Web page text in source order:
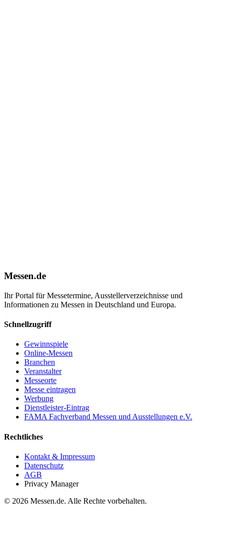
Messen.de
Ihr Portal für Messetermine, Ausstellerverzeichnisse und
Informationen zu Messen in Deutschland und Europa.
Schnellzugriff
Gewinnspiele
Online-Messen
Branchen
Veranstalter
Messeorte
Messe eintragen
Werbung
Dienstleister-Eintrag
FAMA Fachverband Messen und Ausstellungen e.V.
Rechtliches
Kontakt & Impressum
Datenschutz
AGB
Privacy Manager
© 2026 Messen.de. Alle Rechte vorbehalten.